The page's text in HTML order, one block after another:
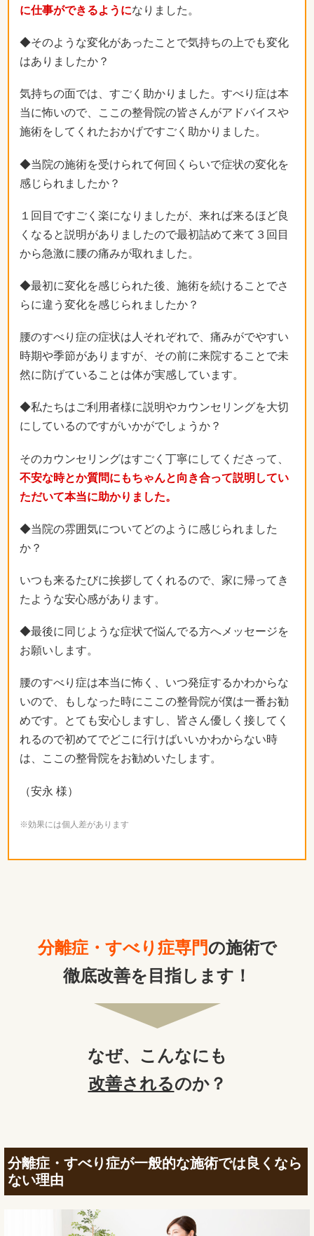
に仕事ができるようになりました。
◆そのような変化があったことで気持ちの上でも変化
はありましたか？
気持ちの面では、すごく助かりました。すべり症は本
当に怖いので、ここの整骨院の皆さんがアドバイスや
施術をしてくれたおかげですごく助かりました。
◆当院の施術を受けられて何回くらいで症状の変化を
感じられましたか？
１回目ですごく楽になりましたが、来れば来るほど良
くなると説明がありましたので最初詰めて来て３回目
から急激に腰の痛みが取れました。
◆最初に変化を感じられた後、施術を続けることでさ
らに違う変化を感じられましたか？
腰のすべり症の症状は人それぞれで、痛みがでやすい
時期や季節がありますが、その前に来院することで未
然に防げていることは体が実感しています。
◆私たちはご利用者様に説明やカウンセリングを大切
にしているのですがいかがでしょうか？
そのカウンセリングはすごく丁寧にしてくださって、
不安な時とか質問にもちゃんと向き合って説明してい
ただいて本当に助かりました。
◆当院の雰囲気についてどのように感じられました
か？
いつも来るたびに挨拶してくれるので、家に帰ってき
たような安心感があります。
◆最後に同じような症状で悩んでる方へメッセージを
お願いします。
腰のすべり症は本当に怖く、いつ発症するかわからな
いので、もしなった時にここの整骨院が僕は一番お勧
めです。とても安心しますし、皆さん優しく接してく
れるので初めてでどこに行けばいいかわからない時
は、ここの整骨院をお勧めいたします。
（安永 様）
※効果には個人差があります
分離症・すべり症専門の施術で
徹底改善を目指します！
なぜ、 こんなにも
改善されるのか？
分離症・すべり症が一般的な施術では良くなら
ない理由